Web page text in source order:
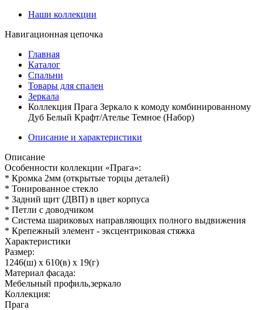
Наши коллекции
Навигационная цепочка
Главная
Каталог
Спальни
Товары для спален
Зеркала
Коллекция Прага Зеркало к комоду комбинированному
Дуб Белый Крафт/Ателье Темное (Набор)
Описание и характеристики
Описание
Особенности коллекции «Прага»:
* Кромка 2мм (открытые торцы деталей)
* Тонированное стекло
* Задний щит (ДВП) в цвет корпуса
* Петли с доводчиком
* Система шариковых направляющих полного выдвижения
* Крепежный элемент - эксцентриковая стяжка
Характеристики
Размер:
1246(ш) x 610(в) x 19(г)
Материал фасада:
Мебельный профиль,зеркало
Коллекция:
Прага